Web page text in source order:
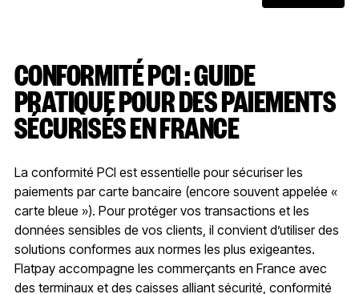
CONFORMITÉ PCI : GUIDE
PRATIQUE POUR DES PAIEMENTS
SÉCURISÉS EN FRANCE
La conformité PCI est essentielle pour sécuriser les
paiements par carte bancaire (encore souvent appelée «
carte bleue »). Pour protéger vos transactions et les
données sensibles de vos clients, il convient d’utiliser des
solutions conformes aux normes les plus exigeantes.
Flatpay accompagne les commerçants en France avec
des terminaux et des caisses alliant sécurité, conformité